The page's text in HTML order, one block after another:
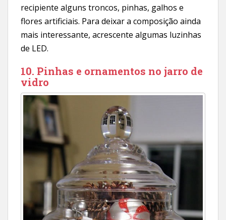
recipiente alguns troncos, pinhas, galhos e
flores artificiais. Para deixar a composição ainda
mais interessante, acrescente algumas luzinhas
de LED.
10. Pinhas e ornamentos no jarro de
vidro